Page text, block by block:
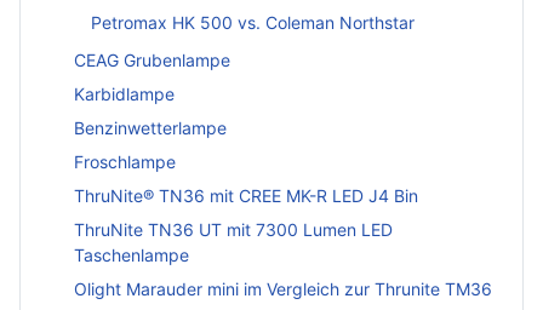
Petromax HK 500 vs. Coleman Northstar
CEAG Grubenlampe
Karbidlampe
Benzinwetterlampe
Froschlampe
ThruNite® TN36 mit CREE MK-R LED J4 Bin
ThruNite TN36 UT mit 7300 Lumen LED
Taschenlampe
Olight Marauder mini im Vergleich zur Thrunite TM36